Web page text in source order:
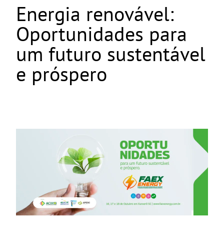
Energia renovável:
Oportunidades para
um futuro sustentável
e próspero